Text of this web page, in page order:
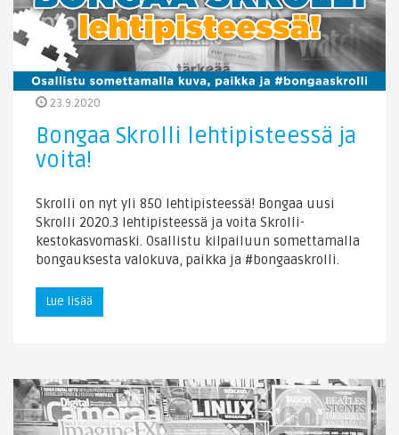
23.9.2020
Bongaa Skrolli lehtipisteessä ja
voita!
Skrolli on nyt yli 850 lehtipisteessä! Bongaa uusi
Skrolli 2020.3 lehtipisteessä ja voita Skrolli-
kestokasvomaski. Osallistu kilpailuun somettamalla
bongauksesta valokuva, paikka ja #bongaaskrolli.
Lue lisää